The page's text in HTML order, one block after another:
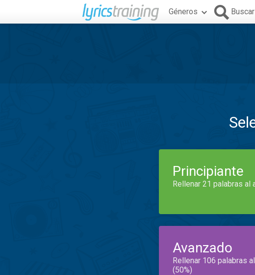
Géneros Buscar
Principiante
Rellenar 21 palabras al
Avanzado
Rellenar 106 palabras
(50%)